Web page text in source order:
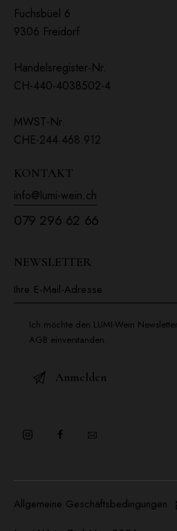
Fuchsbüel 6
9306 Freidorf
Handelsregister-Nr.
CH-440-4038502-4
MWST-Nr.
CHE-244.468.912
KONTAKT
info@lumi-wein.ch
079 296 62 66
NEWSLETTER
Ich möchte den LUMI-Wein
AGB einverstanden.
Allgemeine Geschäftsbedingungen